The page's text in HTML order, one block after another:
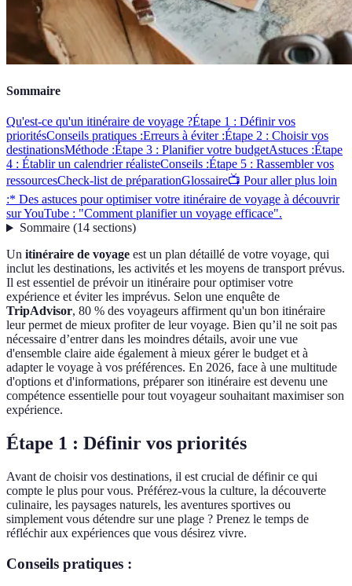
Sommaire
Qu'est-ce qu'un itinéraire de voyage ?Étape 1 : Définir vos
prioritésConseils pratiques :Erreurs à éviter :Étape 2 : Choisir vos
destinationsMéthode :Étape 3 : Planifier votre budgetAstuces :Étape
4 : Établir un calendrier réalisteConseils :Étape 5 : Rassembler vos
ressourcesCheck-list de préparationGlossaire📺 Pour aller plus loin
:* Des astuces pour optimiser votre itinéraire de voyage à découvrir
sur YouTube : "Comment planifier un voyage efficace".
Sommaire(14 sections)
Un itinéraire de voyage est un plan détaillé de votre voyage, qui
inclut les destinations, les activités et les moyens de transport prévus.
Il est essentiel de prévoir un itinéraire pour optimiser votre
expérience et éviter les imprévus. Selon une enquête de
TripAdvisor, 80 % des voyageurs affirment qu'un bon itinéraire
leur permet de mieux profiter de leur voyage. Bien qu’il ne soit pas
nécessaire d’entrer dans les moindres détails, avoir une vue
d'ensemble claire aide également à mieux gérer le budget et à
adapter le voyage à vos préférences. En 2026, face à une multitude
d'options et d'informations, préparer son itinéraire est devenu une
compétence essentielle pour tout voyageur souhaitant maximiser son
expérience.
Étape 1 : Définir vos priorités
Avant de choisir vos destinations, il est crucial de définir ce qui
compte le plus pour vous. Préférez-vous la culture, la découverte
culinaire, les paysages naturels, les aventures sportives ou
simplement vous détendre sur une plage ? Prenez le temps de
réfléchir aux expériences que vous désirez vivre.
Conseils pratiques :